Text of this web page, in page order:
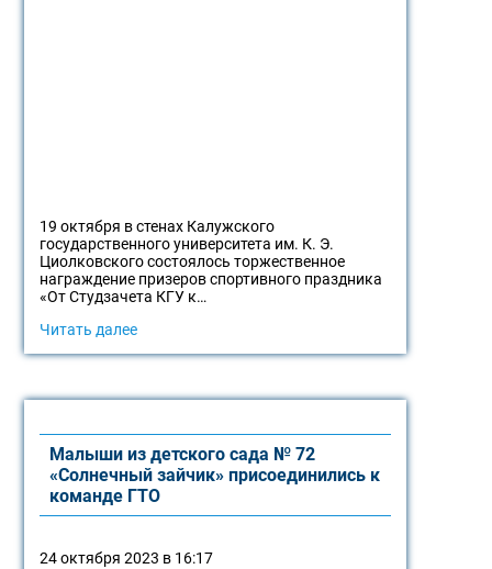
19 октября в стенах Калужского
государственного университета им. К. Э.
Циолковского состоялось торжественное
награждение призеров спортивного праздника
«От Студзачета КГУ к…
Читать далее
Малыши из детского сада № 72
«Солнечный зайчик» присоединились к
команде ГТО
24 октября 2023 в 16:17